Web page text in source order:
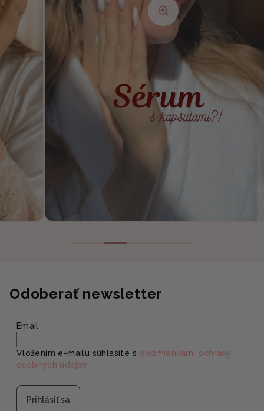
Odoberať newsletter
Email
Vložením e-mailu súhlasíte s podmienkami ochrany
osobných údajov
Prihlásiť sa